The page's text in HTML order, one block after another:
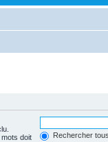
doit
Rechercher